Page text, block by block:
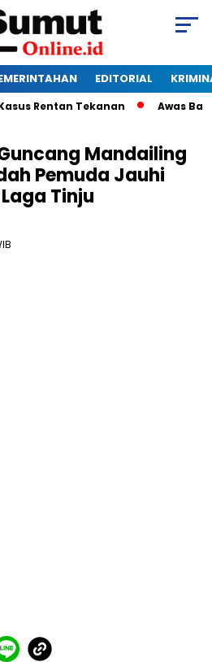
EDITORIAL
Rentan Tekanan Awas
Guncang Mandailing
Pemuda Jauhi
Tinju